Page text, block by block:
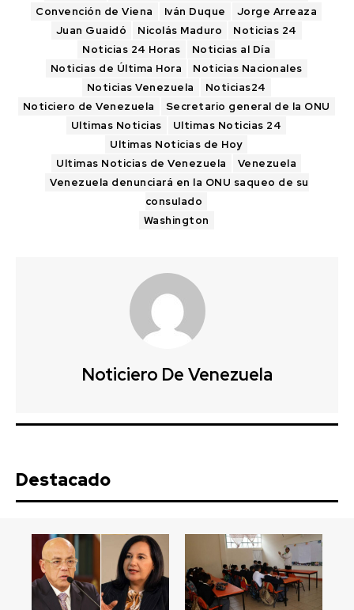
Convención de Viena
Iván Duque
Jorge Arreaza
Juan Guaidó
Nicolás Maduro
Noticias 24
Noticias 24 Horas
Noticias al Día
Noticias de Última Hora
Noticias Nacionales
Noticias Venezuela
Noticias24
Noticiero de Venezuela
Secretario general de la ONU
Ultimas Noticias
Ultimas Noticias 24
Ultimas Noticias de Hoy
Ultimas Noticias de Venezuela
Venezuela
Venezuela denunciará en la ONU saqueo de su
consulado
Washington
Noticiero De Venezuela
Destacado